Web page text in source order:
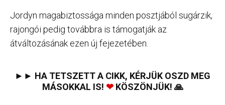
Jordyn magabiztossága minden posztjából sugárzik,
rajongói pedig továbbra is támogatják az
átváltozásának ezen új fejezetében.
►► HA TETSZETT A CIKK, KÉRJÜK OSZD MEG
MÁSOKKAL IS! ❤KÖSZÖNJÜK! 🙏